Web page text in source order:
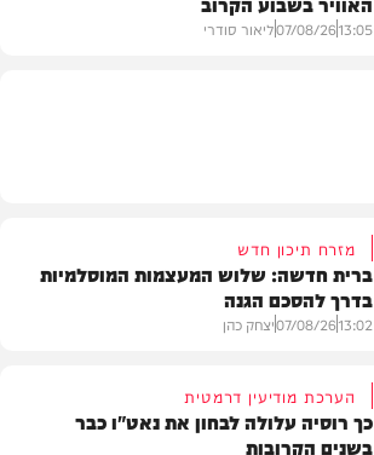
13:05
07/08/26ליאור סודרי
מזרח תיכון חדש
ברית חדשה: שלוש המעצמות המוסלמיות
בדרך להסכם הגנה
13:02
07/08/26יצחק כהן
הערכת מודיעין דרמטית
כך רוסיה עלולה לבחון את נאט"ו כבר
בשנים הקרובות